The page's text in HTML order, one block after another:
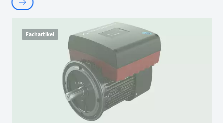
Fachartikel